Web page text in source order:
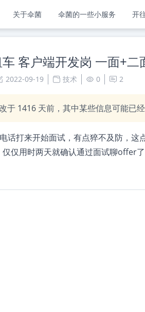
关于伞菌 伞菌的一些小服务 开
客户端开发岗 一面+二
2022-09-19 技术 0 2
于 1416 天前，其中某些信息可能已经
话打来开始面试，有点猝不及防，这
仅用时两天就确认通过面试聊offer了